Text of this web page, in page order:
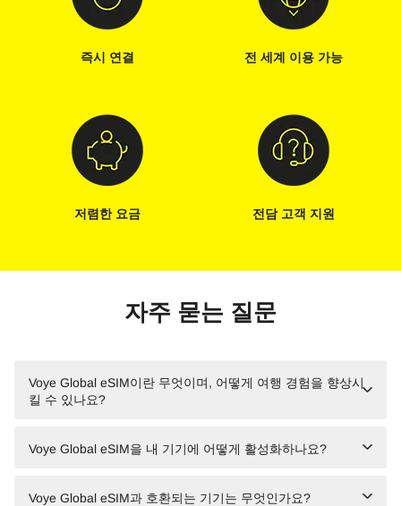
즉시 연결 전 세계 이용 가능
저렴한 요금 전담 고객 지원
자주 묻는 질문
Voye Global eSIM이란 무엇이며, 어떻게 여행 경험을 향상시
킬 수 있나요?
Voye Global eSIM을 내 기기에 어떻게 활성화하나요?
Voye Global eSIM과 호환되는 기기는 무엇인가요?